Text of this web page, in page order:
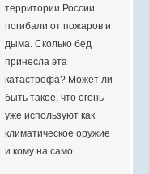
территории России
погибали от пожаров и
дыма. Сколько бед
принесла эта
катастрофа? Может ли
быть такое, что огонь
уже используют как
климатическое оружие
и кому на само...